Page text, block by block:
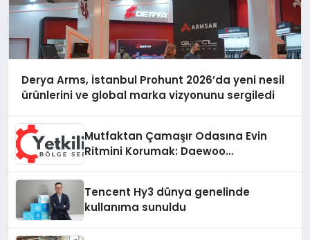
Derya Arms, İstanbul Prohunt 2026’da yeni nesil
ürünlerini ve global marka vizyonunu sergiledi
Mutfaktan Çamaşır Odasına Evin
Ritmini Korumak: Daewoo
Tencent Hy3 dünya genelinde
kullanıma sunuldu